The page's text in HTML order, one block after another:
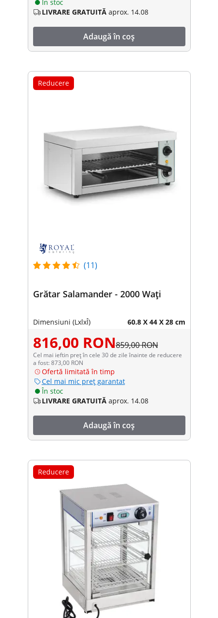
În stoc
LIVRARE GRATUITĂ aprox. 14.08
Adaugă în coș
Reducere
(11)
Grătar Salamander - 2000 Wați
Dimensiuni (LxlxÎ) 60.8 X 44 X 28 cm
816,00 RON859,00 RON
Cel mai ieftin preț în cele 30 de zile înainte de reducere
a fost: 873,00 RON
Ofertă limitată în timp
Cel mai mic preț garantat
În stoc
LIVRARE GRATUITĂ aprox. 14.08
Adaugă în coș
Reducere